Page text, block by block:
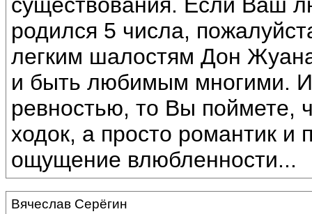
существования. Если Ваш
родился 5 числа,
легким шалостям Дон
и быть любимым многими.
ревностью, то Вы
ходок, а просто романтик и
ощущение влюбленности...
Вячеслав Серёгин